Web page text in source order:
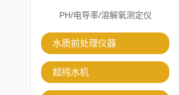
PH/电导率/溶解氧测定仪
水质前处理仪器
超纯水机